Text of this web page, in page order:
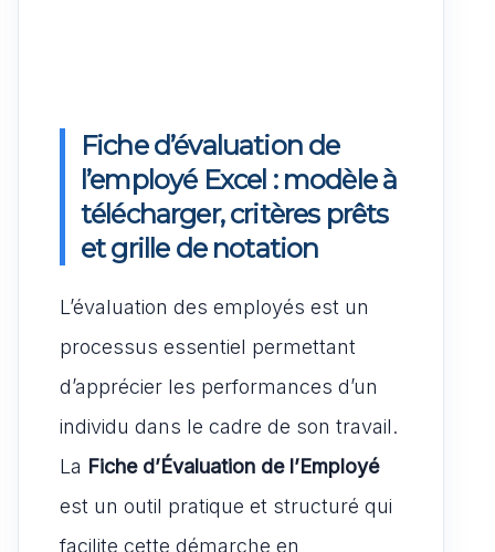
Fiche d’évaluation de
l’employé Excel : modèle à
télécharger, critères prêts
et grille de notation
L’évaluation des employés est un
processus essentiel permettant
d’apprécier les performances d’un
individu dans le cadre de son travail.
La Fiche d’Évaluation de l’Employé
est un outil pratique et structuré qui
facilite cette démarche en